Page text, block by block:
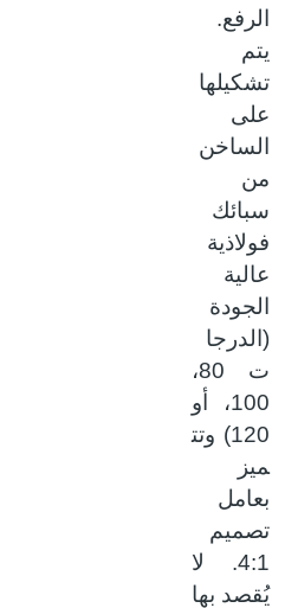
الرفع.
يتم
تشكيلها
على
الساخن
من
سبائك
فولاذية
عالية
الجودة
(الدرجا
ت 80،
100، أو
120)
وتت
ميز
بعامل
تصميم
4:1. لا
يُقصد بها